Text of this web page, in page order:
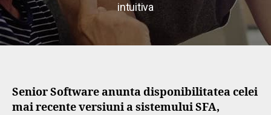
intuitiva
Senior Software anunta disponibilitatea celei
mai recente versiuni a sistemului SFA,